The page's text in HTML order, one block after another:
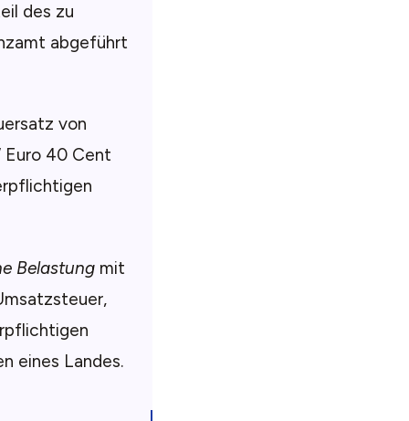
des zu
abgeführt
von
Euro 40 Cent
Belastung mit
eines Landes.